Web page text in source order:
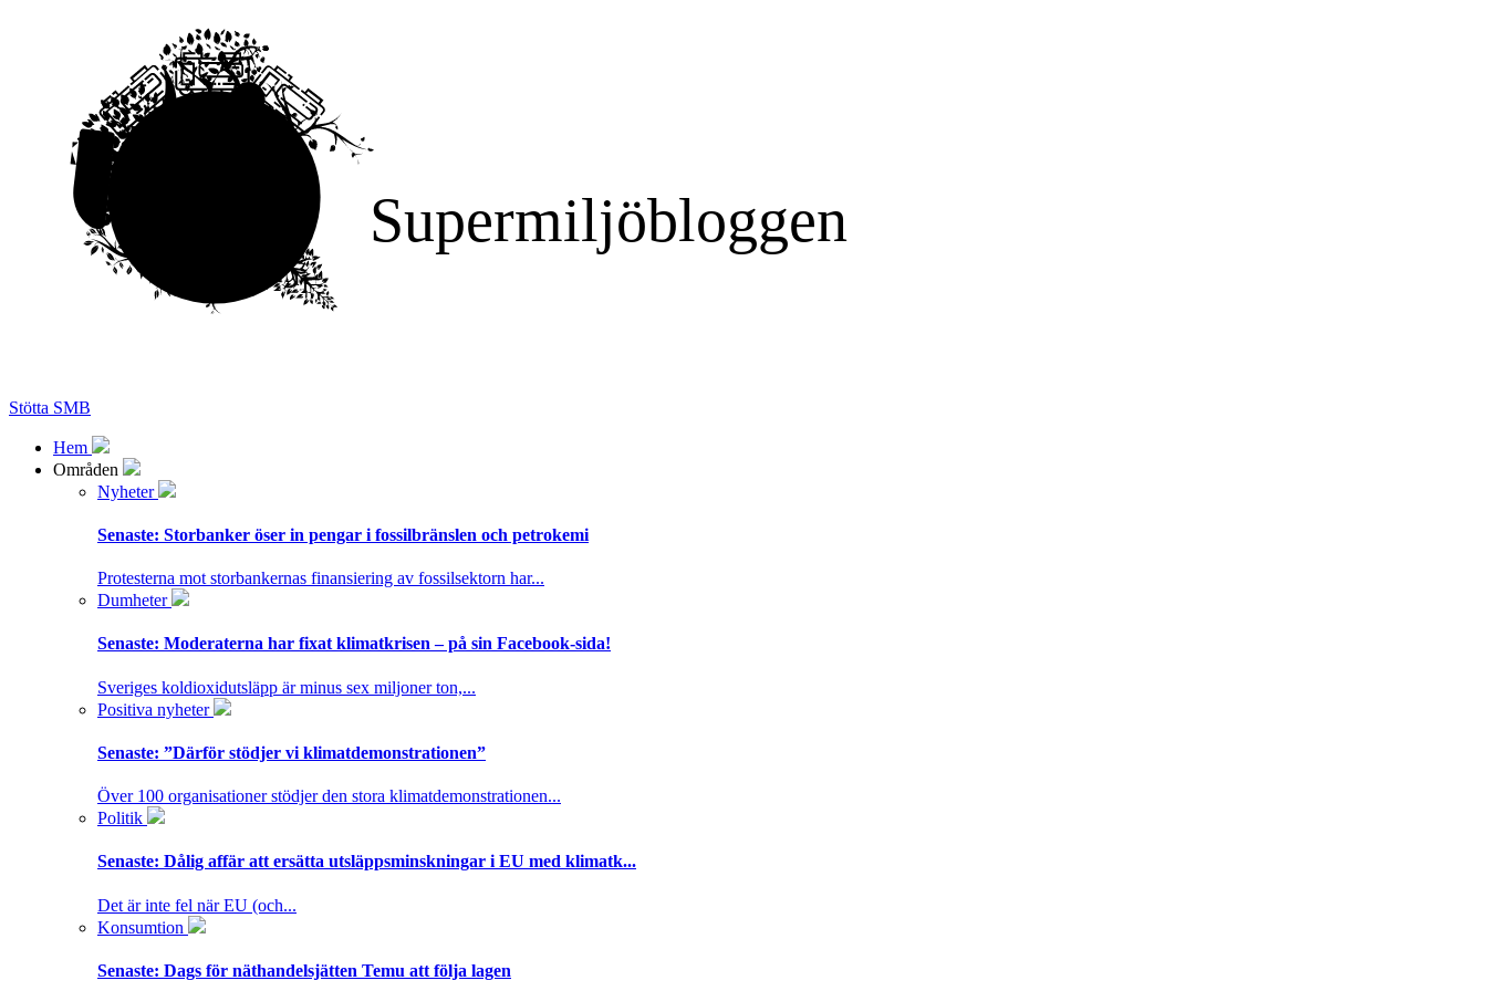
Supermiljöbloggen
Stötta SMB
Hem
Områden
Nyheter
Senaste: Storbanker öser in pengar i fossilbränslen och petrokemi
Protesterna mot storbankernas finansiering av fossilsektorn har...
Dumheter
Senaste: Moderaterna har fixat klimatkrisen – på sin Facebook-sida!
Sveriges koldioxidutsläpp är minus sex miljoner ton,...
Positiva nyheter
Senaste: ”Därför stödjer vi klimatdemonstrationen”
Över 100 organisationer stödjer den stora klimatdemonstrationen...
Politik
Senaste: Dålig affär att ersätta utsläppsminskningar i EU med klimatk...
Det är inte fel när EU (och...
Konsumtion
Senaste: Dags för näthandelsjätten Temu att följa lagen